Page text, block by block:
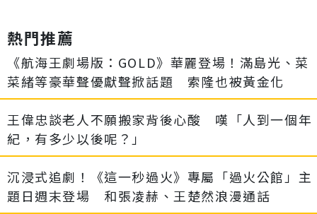
熱門推薦
《航海王劇場版：GOLD》華麗登場！滿島光、菜
菜緒等豪華聲優獻聲掀話題 索隆也被黃金化
王偉忠談老人不願搬家背後心酸 嘆「人到一個年
紀，有多少以後呢？」
沉浸式追劇！《這一秒過火》專屬「過火公館」主
題日週末登場 和張凌赫、王楚然浪漫通話